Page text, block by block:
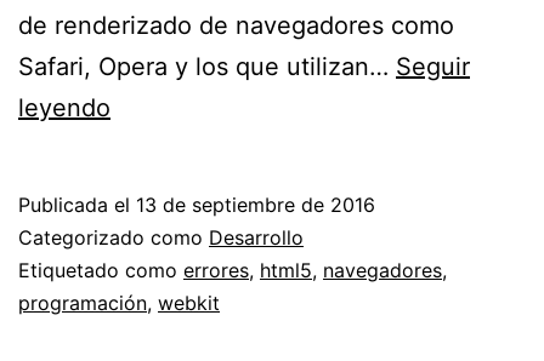
de renderizado de navegadores como
Safari, Opera y los que utilizan… Seguir
leyendo
en
elementos
contenteditable
Publicada el 13 de septiembre de 2016
Categorizado como Desarrollo
Etiquetado como errores, html5, navegadores,
programación, webkit